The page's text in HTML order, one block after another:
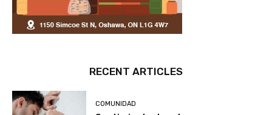
RECENT ARTICLES